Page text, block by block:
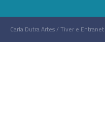
Carla Dutra Artes / Tiver e Entranet